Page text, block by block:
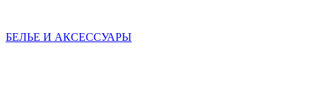
БЕЛЬЕ И АКСЕССУАРЫ